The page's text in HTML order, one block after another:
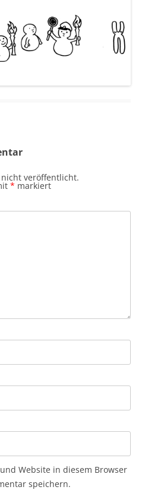
veröffentlicht.
* markiert
Website in diesem Browser
speichern.